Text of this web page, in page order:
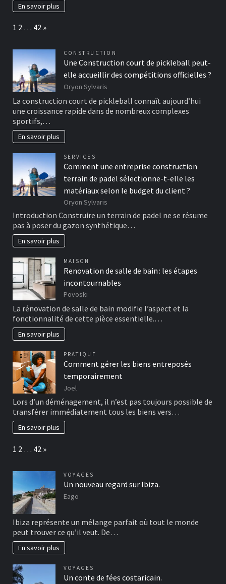
En savoir plus
Page:
1 2 … 42 Next
»
CONSTRUCTION
Une Construction court de pickleball peut-
elle accueillir des compétitions officielles ?
Oryon Sylvaris
La construction court de pickleball connaît aujourd’hui
une croissance rapide dans de nombreux complexes
sportifs,…
En savoir plus
SERVICES
Comment une entreprise construction
terrain de padel sélectionne-t-elle les
matériaux selon le budget du client ?
Oryon Sylvaris
Introduction Construire un terrain de padel ne se résume
pas à poser du gazon synthétique…
En savoir plus
MAISON
Renovation de salle de bain : les étapes
incontournables
Povoski
La rénovation de salle de bain modifie l’aspect et la
fonctionnalité de cette pièce essentielle.…
En savoir plus
PRATIQUE
Comment gérer les biens entreposés
temporairement
Joel
Lors d’un déménagement, il n’est pas toujours possible de
transférer immédiatement tous les biens vers…
En savoir plus
Page:
1 2 … 42 Next
»
VOYAGES
Un nouveau regard sur Ibiza.
Eago
Ibiza représente un mélange parfait où tout le monde
peut trouver ce qu’il veut. De…
En savoir plus
VOYAGES
Un conte de fées costaricain.